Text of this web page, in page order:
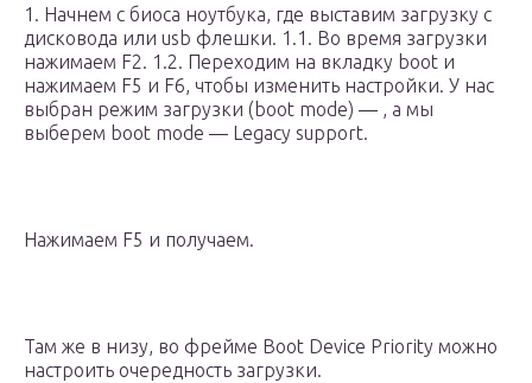
1. Начнем с биоса ноутбука, где выставим загрузку с
дисковода или usb флешки. 1.1. Во время загрузки
нажимаем F2. 1.2. Переходим на вкладку boot и
нажимаем F5 и F6, чтобы изменить настройки. У нас
выбран режим загрузки (boot mode) — , а мы
выберем boot mode — Legacy support.
Нажимаем F5 и получаем.
Там же в низу, во фрейме Boot Device Priority можно
настроить очередность загрузки.